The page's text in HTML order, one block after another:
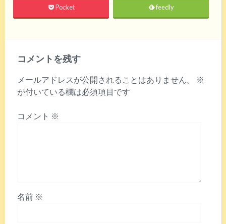
Pocket feedly
コメントを残す
メールアドレスが公開されることはありません。
※
が付いている欄は必須項目です
コメント ※
名前 ※